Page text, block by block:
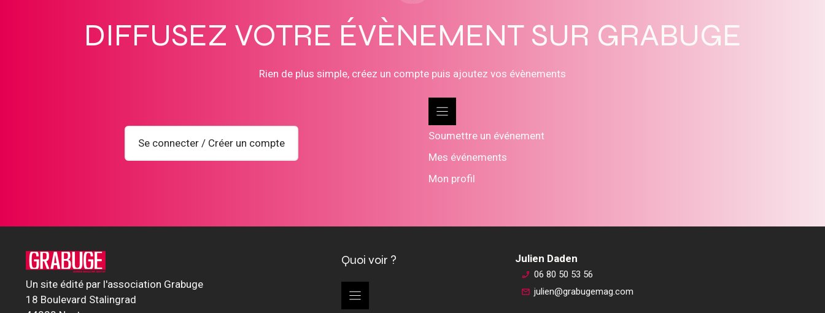
DIFFUSEZ VOTRE ÉVÈNEMENT SUR GRABUGE
Rien de plus simple, créez un compte puis ajoutez vos évènements
Se connecter / Créer un compte
Soumettre un événement
Mes événements
Mon profil
Un site édité par l'association Grabuge
18 Boulevard Stalingrad
Quoi voir ? Julien Daden
06 80 50 53 56
julien@grabugemag.com